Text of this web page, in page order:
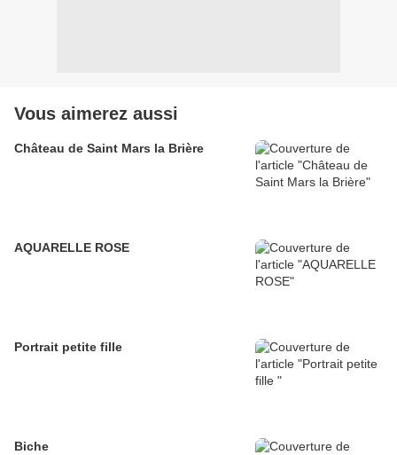
Vous aimerez aussi
Château de Saint Mars la Brière
AQUARELLE ROSE
Portrait petite fille
Biche